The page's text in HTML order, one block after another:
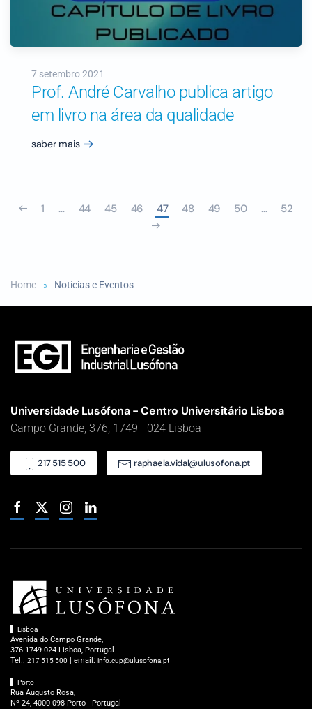
7 setembro 2021
Prof. André Carvalho publica artigo
em livro na área da qualidade
saber mais
1 … 44 45 46 47 48 49 50 … 52
Home Notícias e Eventos
Universidade Lusófona - Centro Universitário Lisboa
Campo Grande, 376, 1749 - 024 Lisboa
217 515 500 raphaela.vidal@ulusofona.pt
Lisboa
Avenida do Campo Grande,
376 1749-024 Lisboa, Portugal
Tel.: 217 515 500 | email: info.cup@ulusofona.pt
Porto
Rua Augusto Rosa,
Nº 24, 4000-098 Porto - Portugal